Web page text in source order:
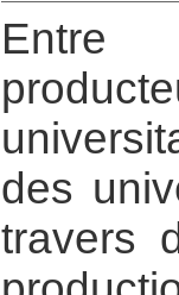
Entre
des
travers